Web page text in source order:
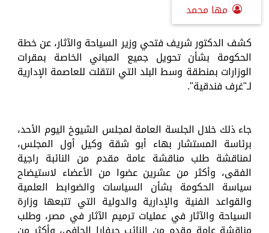
مها محمد
كشف الدكتور شريف فتحي وزير السياحة والآثار، عن خطة
الحكومة بشأن تحويل جميع المباني الخاصة بمقرات
الوزارات بمنطقة وسط البلد التي انتقلت للعاصمة الإدارية
لـ"غرف فندقية".
جاء ذلك خلال الجلسة العامة لمجلس الشيوخ اليوم الأحد،
برئاسة المستشار بهاء أبو شقة وكيل أول المجلس،
لمناقشة طلب مناقشة عامة مقدم من النائبة راجية
الفقى، وأكثر من عشرين عضوا من الأعضاء لاستيضاح
سياسة الحكومة بشأن السياسات والضوابط العلمية
والقواعد الفنية والإدارية والدولية التي تتبعها وزارة
السياحة والآثار في عمليات ترميم الآثار في مصر، وطلب